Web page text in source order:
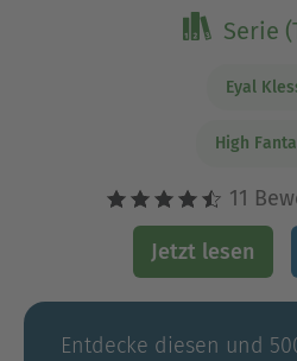
Serie
Eyal
High
11
Jetzt lesen
Entdecke diesen und